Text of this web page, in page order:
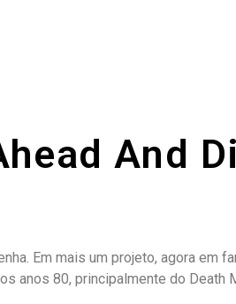
And
Em mais um projeto, agora em
anos 80, principalmente do Death